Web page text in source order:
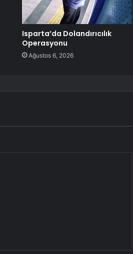
Isparta’da Dolandırıcılık
Operasyonu
Ağustos 6, 2026